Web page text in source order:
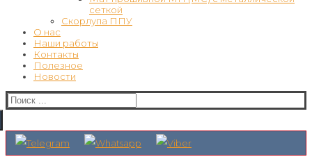
сеткой
Скорлупа ППУ
О нас
Наши работы
Контакты
Полезное
Новости
Искать: